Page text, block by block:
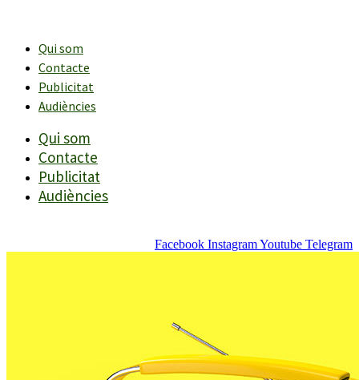
contingutQui som
Contacte
Publicitat
Audiències
Qui som
Contacte
Publicitat
Audiències
Facebook InstagramYoutube Telegram